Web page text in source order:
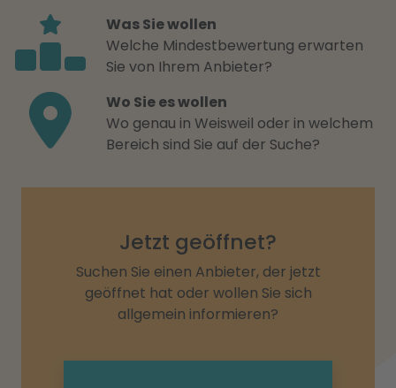
Was Sie wollen
Welche Mindestbewertung erwarten
Sie von Ihrem Anbieter?
Wo Sie es wollen
Wo genau in Weisweil oder in welchem
Bereich sind Sie auf der Suche?
Jetzt geöffnet?
Suchen Sie einen Anbieter, der jetzt
geöffnet hat oder wollen Sie sich
allgemein informieren?